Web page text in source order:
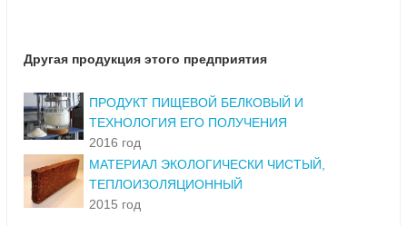
Другая продукция этого предприятия
ПРОДУКТ ПИЩЕВОЙ БЕЛКОВЫЙ И
ТЕХНОЛОГИЯ ЕГО ПОЛУЧЕНИЯ
2016 год
МАТЕРИАЛ ЭКОЛОГИЧЕСКИ ЧИСТЫЙ,
ТЕПЛОИЗОЛЯЦИОННЫЙ
2015 год